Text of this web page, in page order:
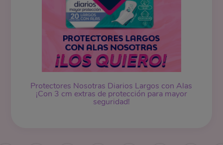
Protectores Nosotras Diarios Largos con Alas
¡Con 3 cm extras de protección para mayor
seguridad!